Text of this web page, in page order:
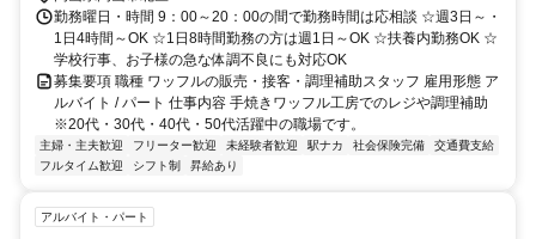
勤務曜日・時間 9：00～20：00の間で勤務時間は応相談 ☆週3日～・
1日4時間～OK ☆1日8時間勤務の方は週1日～OK ☆扶養内勤務OK ☆
学校行事、お子様の急な体調不良にも対応OK
募集要項 職種 ワッフルの販売・接客・調理補助スタッフ 雇用形態 ア
ルバイト / パート 仕事内容 手焼きワッフル工房でのレジや調理補助
※20代・30代・40代・50代活躍中の職場です。
主婦・主夫歓迎 フリーター歓迎 未経験者歓迎 駅ナカ 社会保険完備
交通費支給
フルタイム歓迎
シフト制 昇給あり
アルバイト・パート